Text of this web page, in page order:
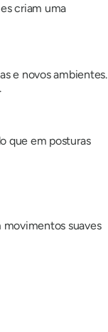
criam uma
e novos ambientes.
que em posturas
movimentos suaves